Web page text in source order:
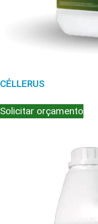
CÉLLERUS
Solicitar orçamento